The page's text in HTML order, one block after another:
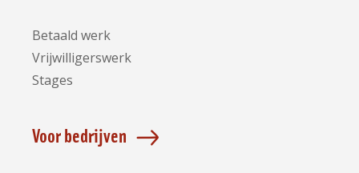
Betaald werk
Vrijwilligerswerk
Stages
Voor bedrijven